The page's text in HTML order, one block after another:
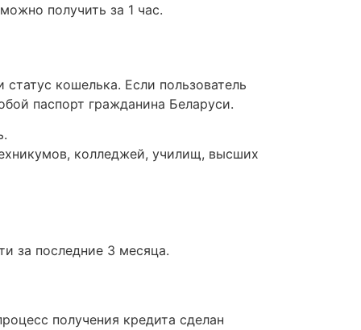
получить за 1 час.
кошелька. Если пользователь
паспорт гражданина Беларуси.
колледжей, училищ, высших
за последние 3 месяца.
получения кредита сделан